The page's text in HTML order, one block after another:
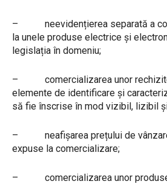
– neevidențierea separată a
la unele produse electrice și
legislația în domeniu;
– comercializarea unor
elemente de identificare și
să fie înscrise în mod vizibil, lizibil
– neafișarea prețului de vânzare
expuse la comercializare;
– comercializarea unor produse